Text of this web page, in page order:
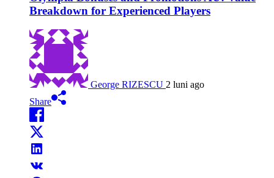
Breakdown for Experienced Players
George RIZESCU 2 luni ago
Share